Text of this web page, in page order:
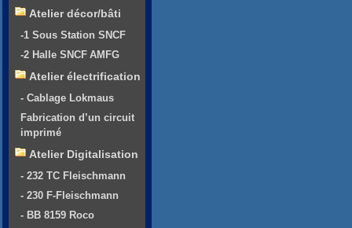
Atelier décor/bâti
-1 Sous Station SNCF
-2 Halle SNCF AMFG
Atelier électrification
- Cablage Lokmaus
Fabrication d’un circuit
imprimé
Atelier Digitalisation
- 232 TC Fleischmann
- 230 F-Fleischmann
- BB 8159 Roco